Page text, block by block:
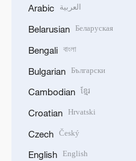
Arabic العربية
Belarusian Беларуская
Bengali বাংলা
Bulgarian Български
Cambodian ខ្មែរ
Croatian Hrvatski
Czech Český
English English